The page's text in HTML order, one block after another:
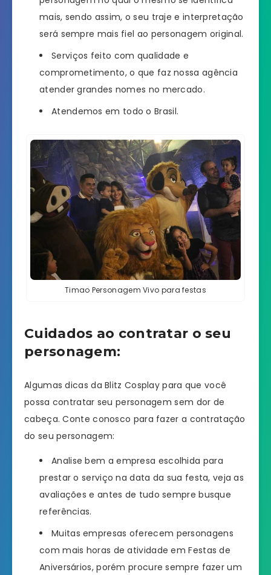
mais, sendo assim, o seu traje e interpretação
será sempre mais fiel ao personagem original.
Serviços feito com qualidade e
comprometimento, o que faz nossa agência
atender grandes nomes no mercado.
Atendemos em todo o Brasil.
Timao Personagem Vivo para festas
Cuidados ao contratar o seu
personagem:
Algumas dicas da Blitz Cosplay para que você
possa contratar seu personagem sem dor de
cabeça. Conte conosco para fazer a contratação
do seu personagem:
Analise bem a empresa escolhida para
prestar o serviço na data da sua festa, veja as
avaliações e antes de tudo sempre busque
referências.
Muitas empresas oferecem personagens
com mais horas de atividade em Festas de
Aniversários, porém procure sempre fazer um